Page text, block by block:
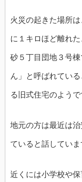
火災の起きた場所
に１キロほど離れ
砂５丁目団地３号
ん」と呼ばれてい
る旧式住宅のようで
地元の方は最近は
ていると話していま
近くには小学校や保